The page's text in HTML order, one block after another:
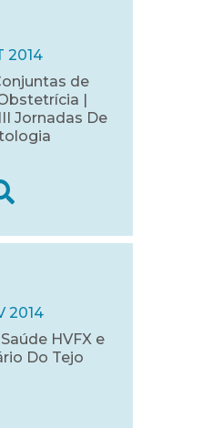
2014
de
|
Jornadas De
2014
HVFX e
Do Tejo